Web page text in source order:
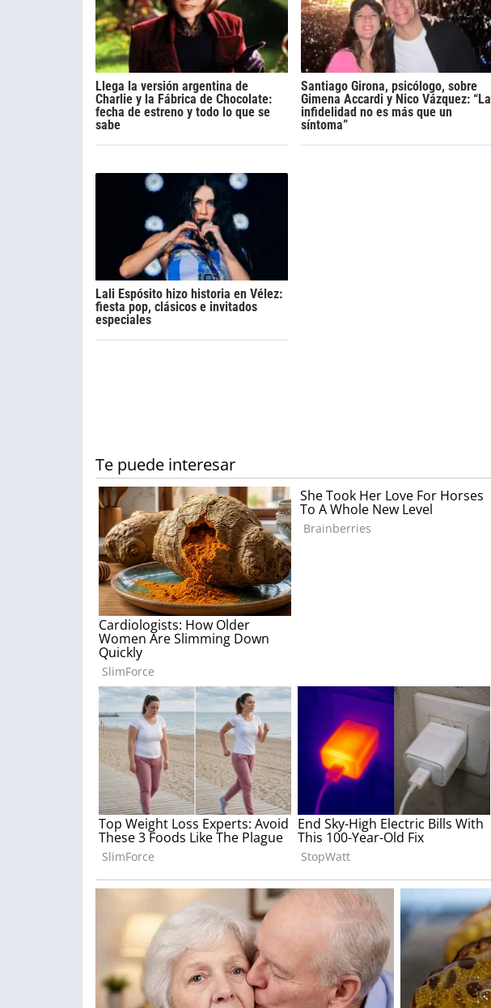
Llega la versión argentina de
Charlie y la Fábrica de Chocolate:
fecha de estreno y todo lo que se
sabe
Santiago Girona, psicólogo, sobre
Gimena Accardi y Nico Vázquez: “La
infidelidad no es más que un
síntoma”
Lali Espósito hizo historia en Vélez:
fiesta pop, clásicos e invitados
especiales